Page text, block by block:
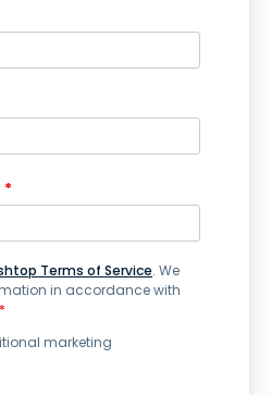
*
Terms of Service. We
in accordance with
*
marketing